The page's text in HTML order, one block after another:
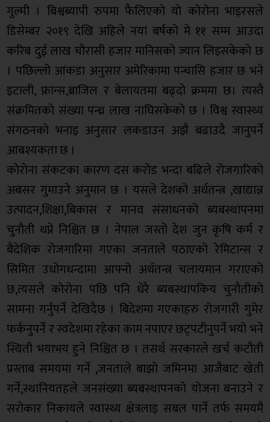
गुल्मी । बिश्वब्यापी रुपमा फैलिएको यो कोरोना भाइरसले
डिसेम्बर २०१९ देखि अहिले नयां बर्षको मे ११ सम्म आउदा
करिब दुई लाख चौरासी हजार मानिसको ज्यान लिइसकेको छ
। पछिल्लो आंकडा अनुसार अमेरिकामा पन्चासि हजार छ भने
इटाली, फ्रान्स,ब्राजिल र बेलायतमा बढ्दो क्रममा छ। त्यस्तै
संक्रमितको संख्या पन्ध्र लाख नाघिसकेको छ । विश्व स्वास्थ्य
संगठनको भनाइ अनुसार लकडाउन अझै बढाउदै जानुपर्ने
आबश्यकता छ ।
कोरोना संकटका कारण दस करोड भन्दा बढिले रोजगारिको
अबसर गुमाउने अनुमान छ । यसले देशको अर्थतन्त्र ,खाद्यान्न
उत्पादन,शिक्षा,बिकास र मानव संसाधनको ब्यबस्थापनमा
चुनौती थप्ने निश्चित छ । नेपाल जस्तो देश जुन कृषि कर्म र
बैदेशिक रोजगारिमा गएका जनताले पठाएको रेमिटान्स र
सिमित उधोगधन्दामा आफ्नो अर्थतन्त्र चलायमान गराएको
छ,त्यसले कोरोना पछि पनि धेरै ब्यबस्थापकिय चुनौतीको
सामना गर्नुपर्ने देखिदैछ । बिदेशमा गएकाहरु रोजगारी गुमेर
फर्कनुपर्ने र स्वदेशमा रहेका काम नपाएर छट्पटीनुपर्ने भयो भने
स्थिती भयाभय हुने निश्चित छ । तसर्थ सरकारले खर्च कटौती
प्रस्ताब समयमा गर्ने ,जनताले बाझो जमिनमा आजैबाट खेती
गर्ने,स्थानियतहले जनसंख्या ब्यबस्थापनको योजना बनाउने र
सरोकार निकायले स्वास्थ्य क्षेत्रलाइ सबल पार्ने तर्फ समयमै